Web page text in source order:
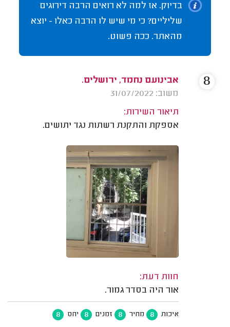
בדיוק. אז למה לא רואים הרבה דירוגים
שליליים? כי מי שיש לו הרבה כאלו - יוצא
מהאתר. ככה פשוט.
אבינועם נחמד, ירושלים.
משוב: 31/07/2022
תיאור השירות:
אספקת והתקנת רשתות נגד יתושים.
חוות דעת:
אור היה בסדר גמור.
איכות 8 מחיר 8 זמנים 8 יחס 8
8